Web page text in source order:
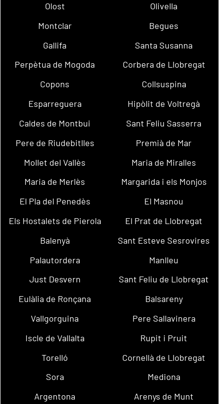
Olost
Olivella
Montclar
Begues
Gallifa
Santa Susanna
Perpètua de Mogoda
Corbera de Llobregat
Copons
Collsuspina
Esparreguera
Hipòlit de Voltregà
Caldes de Montbui
Sant Feliu Sasserra
Pere de Riudebitlles
Premià de Mar
Mollet del Vallès
Maria de Miralles
Maria de Merlès
Margarida i els Monjos
El Pla del Penedès
El Masnou
Els Hostalets de Pierola
El Prat de Llobregat
Balenyà
Sant Esteve Sesrovires
Palautordera
Manlleu
Just Desvern
Sant Feliu de Llobregat
Eulàlia de Ronçana
Balsareny
Vallgorguina
Pere Sallavinera
Iscle de Vallalta
Rupit i Pruit
Torelló
Cornellà de Llobregat
Sora
Mediona
Argentona
Arenys de Munt